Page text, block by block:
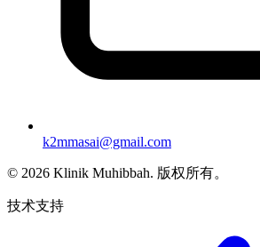
k2mmasai@gmail.com
© 2026 Klinik Muhibbah. 版权所有。
技术支持